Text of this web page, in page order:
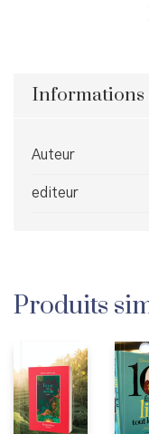
Informations
Auteur
editeur
Produits